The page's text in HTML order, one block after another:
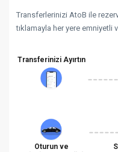
Transferlerinizi AtoB ile
tıklamayla her yere emniyetli
Transferinizi Ayırtın
Oturun ve